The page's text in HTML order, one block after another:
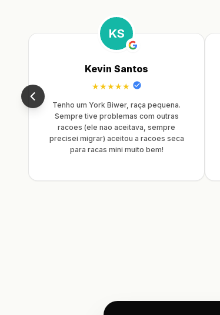
KS
Kevin Santos
★★★★★
Tenho um York Biwer, raça pequena.
Sempre tive problemas com outras
racoes (ele nao aceitava, sempre
precisei migrar) aceitou a racoes seca
para racas mini muito bem!